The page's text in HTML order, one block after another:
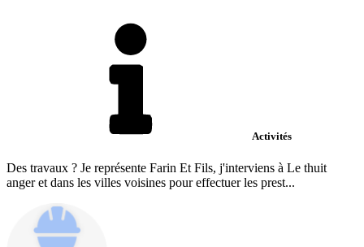
Activités
Des travaux ? Je représente Farin Et Fils, j'interviens à Le thuit
anger et dans les villes voisines pour effectuer les prest...